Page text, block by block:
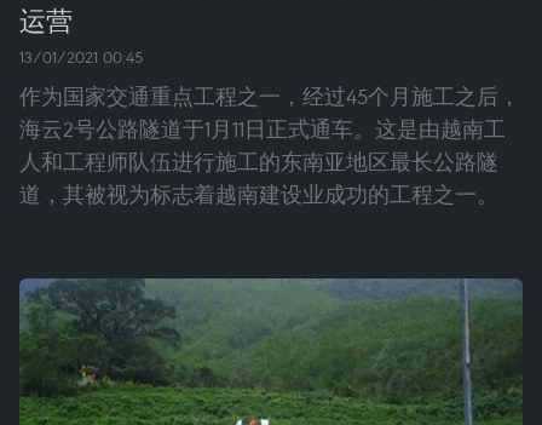
运营
13/01/2021 00:45
作为国家交通重点工程之一，经过45个月施工之后，
海云2号公路隧道于1月11日正式通车。这是由越南工
人和工程师队伍进行施工的东南亚地区最长公路隧
道，其被视为标志着越南建设业成功的工程之一。